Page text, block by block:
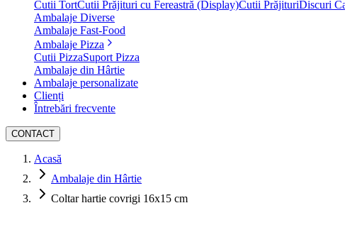
Cutii TortCutii Prăjituri cu Fereastră (Display)Cutii PrăjituriDiscuri
Ambalaje Diverse
Ambalaje Fast-Food
Ambalaje Pizza
Cutii PizzaSuport Pizza
Ambalaje din Hârtie
Ambalaje personalizate
Clienți
Întrebări frecvente
CONTACT
Acasă
Ambalaje din Hârtie
Coltar hartie covrigi 16x15 cm